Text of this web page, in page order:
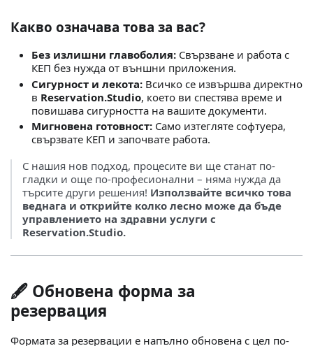
Какво означава това за вас?
Без излишни главоболия: Свързване и работа с
КЕП без нужда от външни приложения.
Сигурност и лекота: Всичко се извършва директно
в Reservation.Studio, което ви спестява време и
повишава сигурността на вашите документи.
Мигновена готовност: Само изтегляте софтуера,
свързвате КЕП и започвате работа.
С нашия нов подход, процесите ви ще станат по-
гладки и още по-професионални – няма нужда да
търсите други решения! Използвайте всичко това
веднага и открийте колко лесно може да бъде
управлението на здравни услуги с
Reservation.Studio.
🖋 Обновена форма за
резервация
Формата за резервации е напълно обновена с цел по-